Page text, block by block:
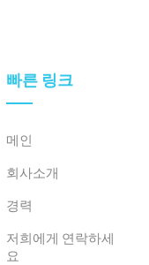
빠른 링크
메인
회사소개
경력
저희에게 연락하세
요